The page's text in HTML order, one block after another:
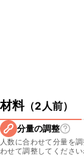
材料（2人前）
分量の調整
人数に合わせて分量を
わせて調整してください